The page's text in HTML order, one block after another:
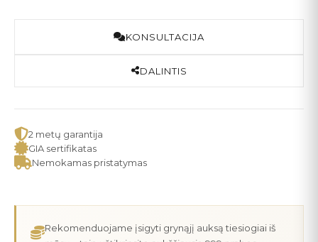
KONSULTACIJA
DALINTIS
2 metų garantija
GIA sertifikatas
Nemokamas pristatymas
Rekomenduojame įsigyti grynąjį auksą tiesiogiai iš